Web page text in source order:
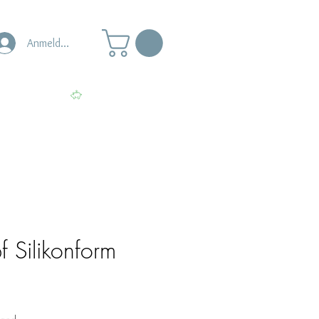
Anmelden
Silikonform